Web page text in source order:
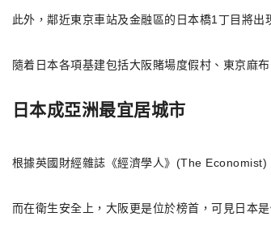
此外，鄰近東京車站及金融區的日本橋1丁目將
隨着日本各項基建包括大阪賭場度假村、東京麻
日本成亞洲最宜居城市
根據英國財經雜誌《經濟學人》(The
而在衛生安全上，大阪更是位於榜首，可見日本